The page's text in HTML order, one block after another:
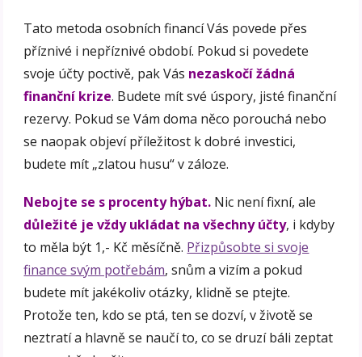
Tato metoda osobních financí Vás povede přes
příznivé i nepříznivé období. Pokud si povedete
svoje účty poctivě, pak Vás nezaskočí žádná
finanční krize. Budete mít své úspory, jisté finanční
rezervy. Pokud se Vám doma něco porouchá nebo
se naopak objeví příležitost k dobré investici,
budete mít „zlatou husu“ v záloze.
Nebojte se s procenty hýbat. Nic není fixní, ale
důležité je vždy ukládat na všechny účty, i kdyby
to měla být 1,- Kč měsíčně. Přizpůsobte si svoje
finance svým potřebám, snům a vizím a pokud
budete mít jakékoliv otázky, klidně se ptejte.
Protože ten, kdo se ptá, ten se dozví, v životě se
neztratí a hlavně se naučí to, co se druzí báli zeptat